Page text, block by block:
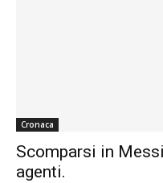
Cronaca
Scomparsi in
agenti.